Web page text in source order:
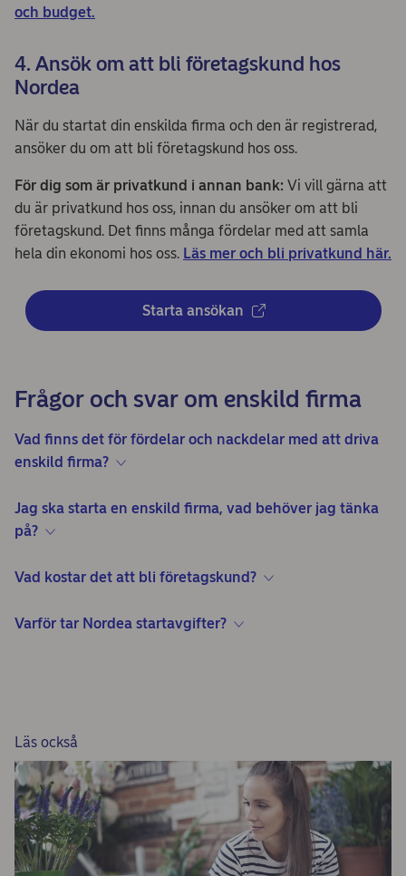
och budget.
4. Ansök om att bli företagskund hos
Nordea
När du startat din enskilda firma och den är registrerad,
ansöker du om att bli företagskund hos oss.
För dig som är privatkund i annan bank: Vi vill gärna att
du är privatkund hos oss, innan du ansöker om att bli
företagskund. Det finns många fördelar med att samla
hela din ekonomi hos oss. Läs mer och bli privatkund här.
Starta ansökan
Frågor och svar om enskild firma
Vad finns det för fördelar och nackdelar med att driva
enskild firma?
Jag ska starta en enskild firma, vad behöver jag tänka
på?
Vad kostar det att bli företagskund?
Varför tar Nordea startavgifter?
Läs också